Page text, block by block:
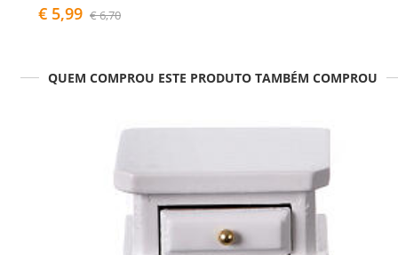
€ 5,99 € 6,70
QUEM COMPROU ESTE PRODUTO TAMBÉM COMPROU